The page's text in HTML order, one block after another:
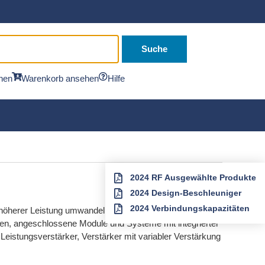
Suche
Warenkorb ansehen Hilfe
2024 RF Ausgewählte Produkte
2024 Design-Beschleuniger
2024 Verbindungskapazitäten
Leistung umwandeln. Richardson RFPD
angeschlossene Module und Systeme mit integrierter
Verstärker mit variabler Verstärkung